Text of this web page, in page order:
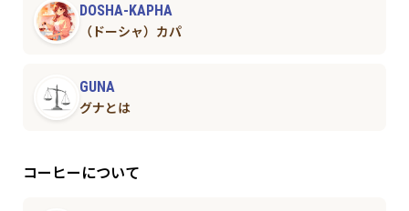
DOSHA-KAPHA
（ドーシャ）カパ
GUNA
グナとは
コーヒーについて